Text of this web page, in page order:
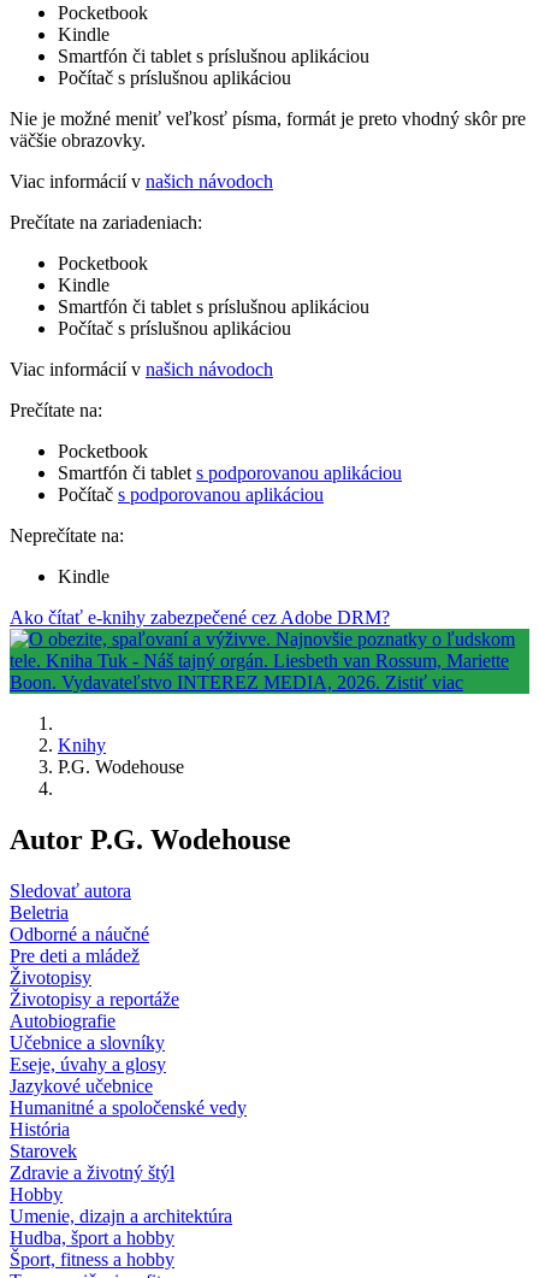
Pocketbook
Kindle
Smartfón či tablet s príslušnou aplikáciou
Počítač s príslušnou aplikáciou
Nie je možné meniť veľkosť písma, formát je preto vhodný skôr pre
väčšie obrazovky.
Viac informácií v našich návodoch
Prečítate na zariadeniach:
Pocketbook
Kindle
Smartfón či tablet s príslušnou aplikáciou
Počítač s príslušnou aplikáciou
Viac informácií v našich návodoch
Prečítate na:
Pocketbook
Smartfón či tablet s podporovanou aplikáciou
Počítač s podporovanou aplikáciou
Neprečítate na:
Kindle
Ako čítať e-knihy zabezpečené cez Adobe DRM?
Knihy
P.G. Wodehouse
Autor P.G. Wodehouse
Sledovať autora
Beletria
Odborné a náučné
Pre deti a mládež
Životopisy
Životopisy a reportáže
Autobiografie
Učebnice a slovníky
Eseje, úvahy a glosy
Jazykové učebnice
Humanitné a spoločenské vedy
História
Starovek
Zdravie a životný štýl
Hobby
Umenie, dizajn a architektúra
Hudba, šport a hobby
Šport, fitness a hobby